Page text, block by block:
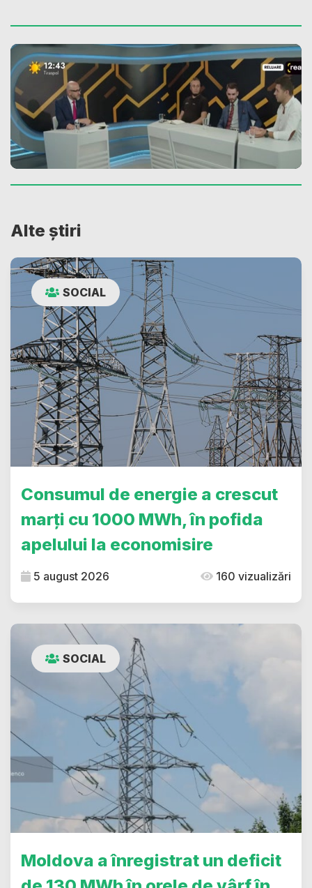
Alte știri
SOCIAL
Consumul de energie a crescut
marți cu 1000 MWh, în pofida
apelului la economisire
5 august 2026 160 vizualizări
SOCIAL
Moldova a înregistrat un deficit